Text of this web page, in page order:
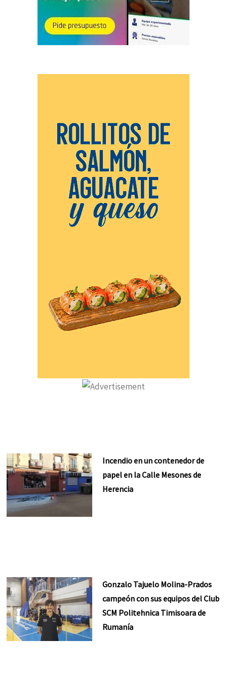
Incendio en un contenedor de
papel en la Calle Mesones de
Herencia
Gonzalo Tajuelo Molina-Prados
campeón con sus equipos del Club
SCM Politehnica Timisoara de
Rumanía